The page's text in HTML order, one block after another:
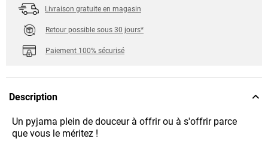
Livraison gratuite en magasin
Retour possible sous 30 jours*
Paiement 100% sécurisé
Description
Un pyjama plein de douceur à offrir ou à s'offrir parce
que vous le méritez !